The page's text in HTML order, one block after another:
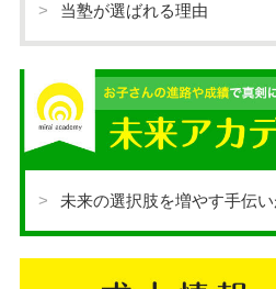
当塾が選ばれる理由
未来の選択肢を増やす手伝